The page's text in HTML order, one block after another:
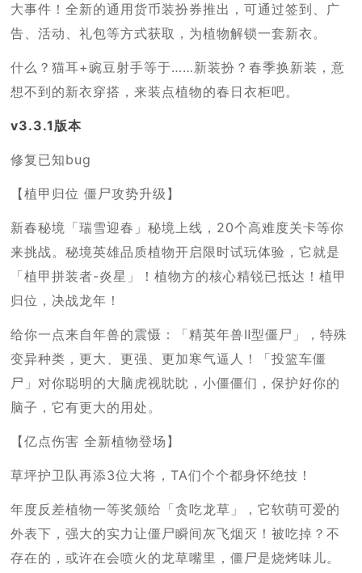
大事件！全新的通用货币装扮券推出，可通过签到、广
告、活动、礼包等方式获取，为植物解锁一套新衣。
什么？猫耳+豌豆射手等于……新装扮？春季换新装，意
想不到的新衣穿搭，来装点植物的春日衣柜吧。
v3.3.1版本
修复已知bug
【植甲归位 僵尸攻势升级】
新春秘境「瑞雪迎春」秘境上线，20个高难度关卡等你
来挑战。秘境英雄品质植物开启限时试玩体验，它就是
「植甲拼装者-炎星」！植物方的核心精锐已抵达！植甲
归位，决战龙年！
给你一点来自年兽的震慑：「精英年兽Ⅱ型僵尸」，特殊
变异种类，更大、更强、更加寒气逼人！「投篮车僵
尸」对你聪明的大脑虎视眈眈，小僵僵们，保护好你的
脑子，它有更大的用处。
【亿点伤害 全新植物登场】
草坪护卫队再添3位大将，TA们个个都身怀绝技！
年度反差植物一等奖颁给「贪吃龙草」，它软萌可爱的
外表下，强大的实力让僵尸瞬间灰飞烟灭！被吃掉？不
存在的，或许在会喷火的龙草嘴里，僵尸是烧烤味儿。